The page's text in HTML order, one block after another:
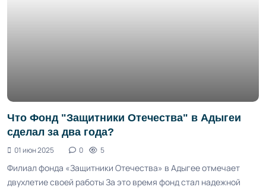
Что Фонд "Защитники Отечества" в Адыгеи
сделал за два года?
01 июн 2025 0 5
Филиал фонда «Защитники Отечества» в Адыгее отмечает
двухлетие своей работы За это время фонд стал надежной